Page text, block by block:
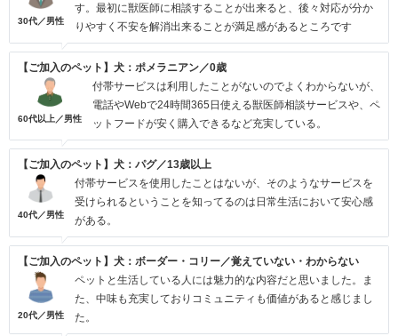
30代／男性
す。最初に獣医師に相談することが出来ると、後々対応が分か
りやすく不安を解消出来ることが満足感があるところです
【ご加入のペット】犬：ポメラニアン／0歳
60代以上／男性
付帯サービスは利用したことがないのでよくわからないが、
電話やWebで24時間365日使える獣医師相談サービスや、ペ
ットフードが安く購入できるなど充実している。
【ご加入のペット】犬：パグ／13歳以上
40代／男性
付帯サービスを使用したことはないが、そのようなサービスを
受けられるということを知ってるのは日常生活において安心感
がある。
【ご加入のペット】犬：ボーダー・コリー／覚えていない・わからない
20代／男性
ペットと生活している人には魅力的な内容だと思いました。ま
た、中味も充実しておりコミュニティも価値があると感じまし
た。